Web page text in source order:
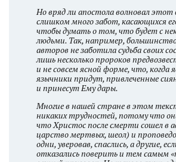
Но вряд ли апостола волновал этот
слишком много забот, касающихся
чтобы думать о том, что будет с
людьми. Так, например,
авторов не заботила судьба своих
лишь несколько пророков
и не совсем ясной форме, что, когда
язычники придут, привлеченные
и принесут Ему дары.
Многие в нашей стране в этом
никаких трудностей, потому что
что Христос после смерти сошел в
царство мертвых, шеол) и
одни, уверовав, спаслись, а другие,
отказались поверить и тем самым